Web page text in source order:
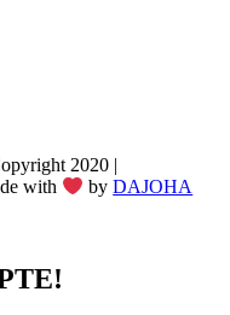
2020 |
with byDAJOHA